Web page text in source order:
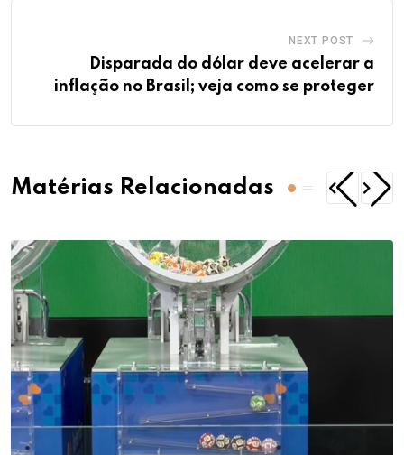
NEXT POST
Disparada do dólar deve acelerar a
inflação no Brasil; veja como se proteger
Matérias Relacionadas